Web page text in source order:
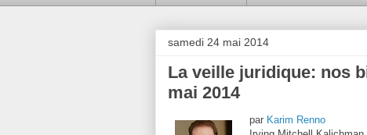
samedi 24 mai 2014
La veille juridique: nos
mai 2014
par Karim Renno